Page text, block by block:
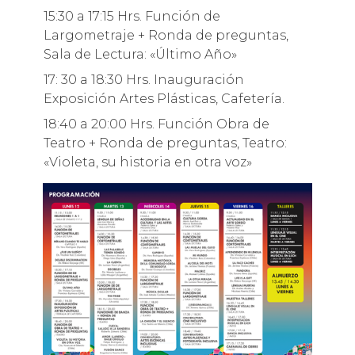
15:30 a 17:15 Hrs. Función de
Largometraje + Ronda de preguntas,
Sala de Lectura: «Último Año»
17: 30 a 18:30 Hrs. Inauguración
Exposición Artes Plásticas, Cafetería.
18:40 a 20:00 Hrs. Función Obra de
Teatro + Ronda de preguntas, Teatro:
«Violeta, su historia en otra voz»